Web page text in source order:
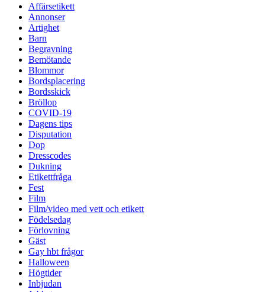
Affärsetikett
Annonser
Artighet
Barn
Begravning
Bemötande
Blommor
Bordsplacering
Bordsskick
Bröllop
COVID-19
Dagens tips
Disputation
Dop
Dresscodes
Dukning
Etikettfråga
Fest
Film
Film/video med vett och etikett
Födelsedag
Förlovning
Gäst
Gay hbt frågor
Halloween
Högtider
Inbjudan